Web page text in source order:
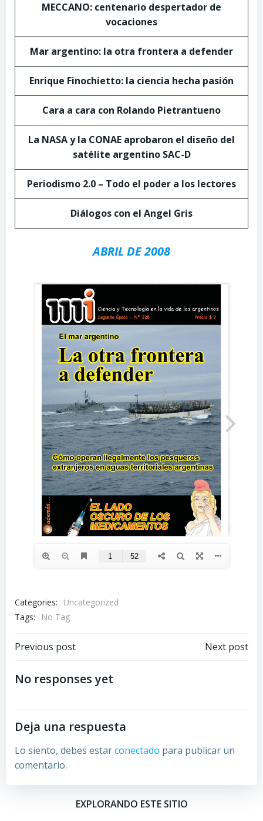
MECCANO: centenario despertador de
vocaciones
Mar argentino: la otra frontera a defender
Enrique Finochietto: la ciencia hecha pasión
Cara a cara con Rolando Pietrantueno
La NASA y la CONAE aprobaron el diseño del
satélite argentino SAC-D
Periodismo 2.0 – Todo el poder a los lectores
Diálogos con el Angel Gris
ABRIL DE 2008
Categories:
Uncategorized
Tags:
No Tag
Post
navigation
Previous post Next post
No responses yet
Deja una respuesta
Lo siento, debes estarconectado para publicar un
comentario.
EXPLORANDO ESTE SITIO